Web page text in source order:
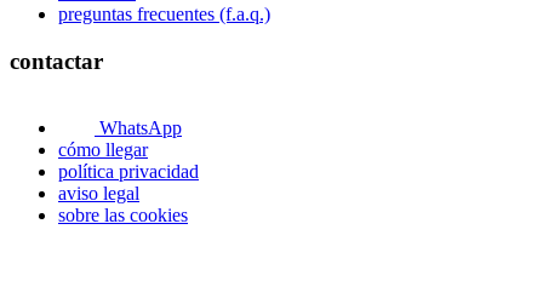
preguntas frecuentes (f.a.q.)
contactar
WhatsApp
cómo llegar
política privacidad
aviso legal
sobre las cookies